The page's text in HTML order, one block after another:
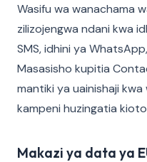
Wasifu wa wanachama
zilizojengwa ndani kwa
SMS, idhini ya
Masasisho kupitia
mantiki ya uainishaji
kampeni huzingatia
Makazi ya data ya